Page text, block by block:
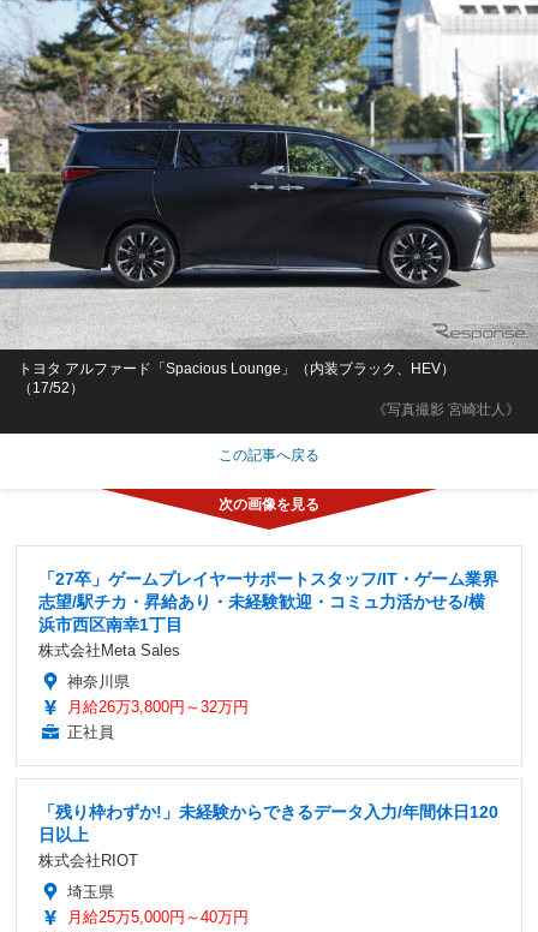
《写真撮影 宮崎壮人》
トヨタ アルファード「Spacious Lounge」（内装ブラック、HEV）
（17/52）
この記事へ戻る
「27卒」ゲームプレイヤーサポートスタッフ/IT・ゲーム業界
志望/駅チカ・昇給あり・未経験歓迎・コミュ力活かせる/横
浜市西区南幸1丁目
株式会社Meta Sales
神奈川県
月給26万3,800円～32万円
正社員
「残り枠わずか!」未経験からできるデータ入力/年間休日120
日以上
株式会社RIOT
埼玉県
月給25万5,000円～40万円